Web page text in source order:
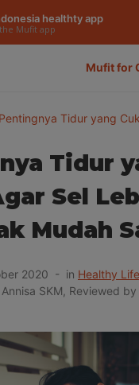
healthty app
Mufit app
Mufit for
Pentingnya Tidur yang
Tidur
Sel
Mudah
2020 - in Healthy
SKM, Reviewed by